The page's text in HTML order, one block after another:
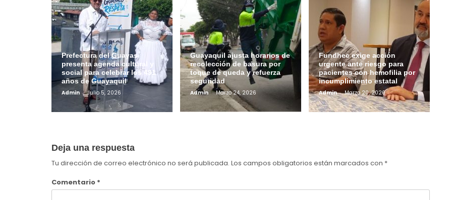
Prefectura del Guayas
presenta agenda cultural y
social para celebrar los 491
años de Guayaquil
Admin Julio 5, 2026
Guayaquil ajusta horarios de
recolección de basura por
toque de queda y refuerza
seguridad
Admin Marzo 24, 2026
Fundhec exige acción
urgente ante riesgo para
pacientes con hemofilia por
incumplimiento estatal
Admin Marzo 20, 2026
Deja una respuesta
Tu dirección de correo electrónico no será publicada. Los campos obligatorios están marcados con *
Comentario *